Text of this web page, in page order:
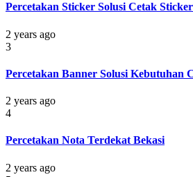
Percetakan Sticker Solusi Cetak
2 years ago
3
Percetakan Banner Solusi Kebutuhan
2 years ago
4
Percetakan Nota Terdekat Bekasi
2 years ago